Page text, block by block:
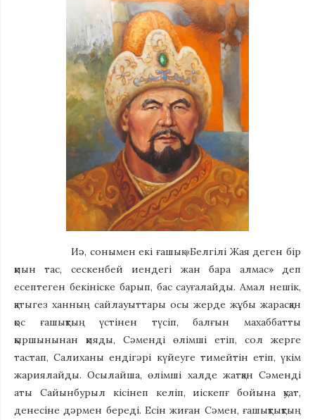
Иә, сонымен екі ғашық «Белгілі Жая деген бір
қиын тас, сескенбей иендегі жан бара алмас» деп
есептеген бекініске барып, бас сауғалайды. Амал нешік,
қатыгез ханның сайлауыттары осы жерде жұбы жарасқан
қос ғашықтың үстінен түсіп, балғын махаббатты
қыршынынан қияды, Сәменді өлімші етіп, сол жерге
тастап, Салиханы ендігәрі күйеуге тимейтін етіп, үкім
жариялайды. Осылайша, өлімші халде жатқан Сәменді
аты Сайынбурыл кісінеп келіп, иіскепғ бойына қуат,
денесіне дәрмен береді. Есін жиған Сәмен, ғашықтықтың